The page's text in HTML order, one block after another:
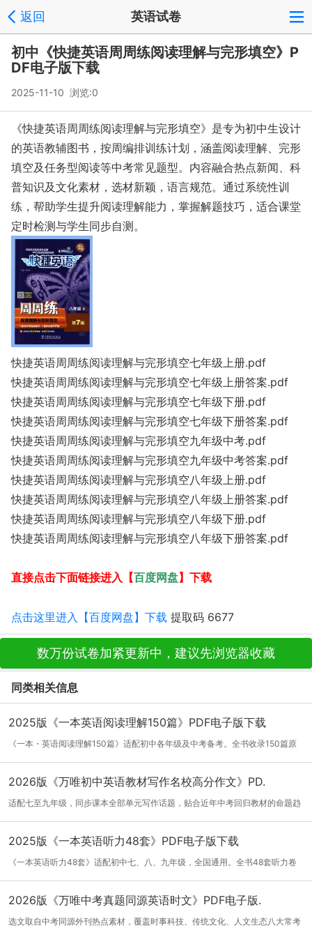
返回 英语试卷
初中《快捷英语周周练阅读理解与完形填空》P
DF电子版下载
2025-11-10 浏览:0
《快捷英语周周练阅读理解与完形填空》是专为初中生设计
的英语教辅图书，按周编排训练计划，涵盖阅读理解、完形
填空及任务型阅读等中考常见题型。内容融合热点新闻、科
普知识及文化素材，选材新颖，语言规范。通过系统性训
练，帮助学生提升阅读理解能力，掌握解题技巧，适合课堂
定时检测与学生同步自测。
快捷英语周周练阅读理解与完形填空七年级上册.pdf
快捷英语周周练阅读理解与完形填空七年级上册答案.pdf
快捷英语周周练阅读理解与完形填空七年级下册.pdf
快捷英语周周练阅读理解与完形填空七年级下册答案.pdf
快捷英语周周练阅读理解与完形填空九年级中考.pdf
快捷英语周周练阅读理解与完形填空九年级中考答案.pdf
快捷英语周周练阅读理解与完形填空八年级上册.pdf
快捷英语周周练阅读理解与完形填空八年级上册答案.pdf
快捷英语周周练阅读理解与完形填空八年级下册.pdf
快捷英语周周练阅读理解与完形填空八年级下册答案.pdf
直接点击下面链接进入【百度网盘】下载
点击这里进入【百度网盘】下载 提取码 6677
数万份试卷加紧更新中，建议先浏览器收藏
同类相关信息
2025版《一本英语阅读理解150篇》PDF电子版下载
《一本・英语阅读理解150篇》适配初中各年级及中考备考。全书收录150篇原
创阅读篇...[详细]
2026版《万唯初中英语教材写作名校高分作文》PD.
适配七至九年级，同步课本全部单元写作话题，贴合近年中考回归教材的命题趋
势。全...[详细]
2025版《一本英语听力48套》PDF电子版下载
《一本英语听力48套》适配初中七、八、九年级，全国通用。全书48套听力卷
划分基础...[详细]
2026版《万唯中考真题同源英语时文》PDF电子版.
选文取自中考同源外刊热点素材，覆盖时事科技、传统文化、人文生态八大常考